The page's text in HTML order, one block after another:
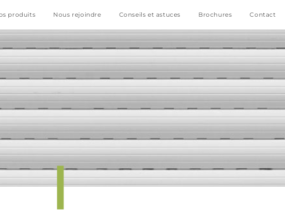
produits Nous rejoindre Conseils et astuces Brochures Contact
|